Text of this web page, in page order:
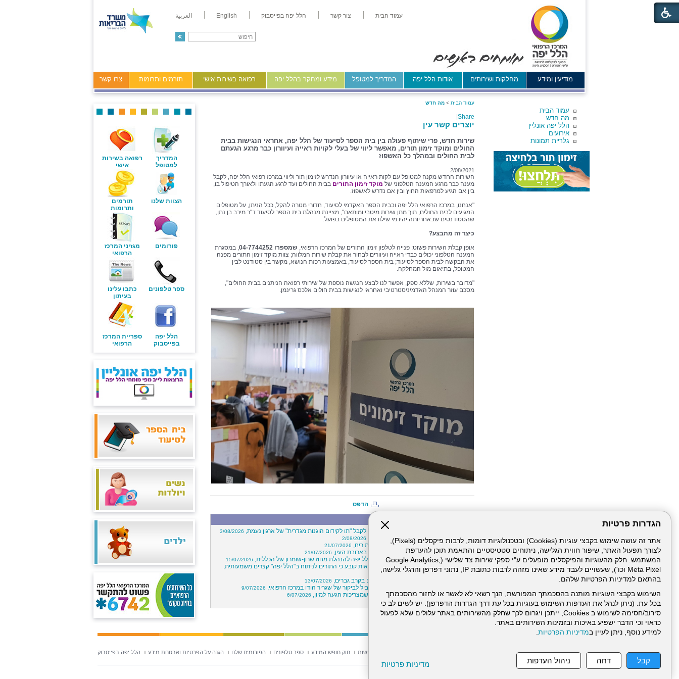
הגדרות פרטיות
אתר זה עושה שימוש בקבצי עוגיות (Cookies) ובטכנולוגיות דומות, לרבות פיקסלים (Pixels),
לצורך תפעול האתר, שיפור חווית הגלישה, ניתוחים סטטיסטיים והתאמת תוכן להעדפת
המשתמש. חלק מהעוגיות והפיקסלים מופעלים ע"י ספקי שירות צד שלישי (Google Analytics,
Meta Pixel וכו'), שעשויים לעבד מידע שאינו מזהה לרבות כתובת IP, נתוני דפדפן והרגלי גלישה,
בהתאם למדיניות הפרטיות שלהם.
השימוש בקבצי העוגיות מותנה בהסכמתך המפורשת, הנך רשאי לא לאשר או לחזור מהסכמתך
בכל עת. (ניתן לנהל את העדפות השימוש בעוגיות בכל עת דרך הגדרות הדפדפן). יש לשים לב כי
סירוב/חסימה לשימוש ב Cookies, ייתכן ויגרום לכך שחלק מהשירותים באתר עלולים שלא לפעול
כראוי וכי הדבר ישפיע באיכות ובזמינות השירותים באתר.
למידע נוסף, ניתן לעיין במדיניות הפרטיות.
קבל דחה ניהול העדפות מדיניות פרטיות
עמוד הבית צור קשר הלל יפה בפייסבוק English العربية
מודיעין ומידע מחלקות ושירותים אודות הלל יפה המדריך למטופל מידע ומחקר בהלל יפה רפואה בשירות אישי תורמים ותרומות צרו קשר
עמוד הבית
מה חדש
הלל יפה אונליין
אירועים
גלריית תמונות
עמוד הבית > מה חדש
Share
יוצרים קשר עין
שירות חדש, פרי שיתוף פעולה בין בית הספר לסיעוד של הלל יפה, אחראי הנגישות בבית
החולים ומוקד זימון תורים, מאפשר ליווי של בעלי לקויות ראייה ועיוורון כבר מרגע הגעתם
לבית החולים ובמהלך כל האשפוז
2/08/2021
השירות החדש מקנה למטופל עם לקות ראייה או עיוורון הנדרש לזימון תור וליווי במרכז רפואי הלל יפה, לקבל
מענה כבר מרגע המענה הטלפוני של מוקד זימון התורים בבית החולים ועד לרגע הגעתו ולאורך הטיפול בו,
בין אם הגיע למרפאות החוץ ובין אם נדרש לאשפוז.
"אנחנו, במרכז הרפואי הלל יפה ובבית הספר האקדמי לסיעוד, חדורי מטרה להקל, ככל הניתן, על מטופלים
המגיעים לבית החולים, תוך מתן שירות מיטבי ומותאם", מציינת מנהלת בית הספר לסיעוד ד"ר מירב בן נתן,
שהסטודנטים שבאחריותה יהיו מי שילוו את המטופלים בפועל.
כיצד זה מתבצע?
אופן קבלת השירות פשוט: פנייה לטלפון זימון התורים של המרכז הרפואי, שמספרו 04-7744252
, במסגרת
המענה הטלפוני יכולים כבדי ראייה ועיוורים לבחור את קבלת שירות המלווה; צוות מוקד זימון התורים מפנה
את הבקשה לבית הספר לסיעוד; בית הספר לסיעוד, באמצעות רכזת הנושא, מקשר בין סטודנט לבין
המטופל, בתיאום מול המחלקה.
"מדובר בשירות, שללא ספק, אפשר לנו לבצע הנגשה נוספת של שירותי רפואה הניתנים בבית החולים",
מסכם עוזר המנהל האדמיניסטרטיבי ואחראי לנגישות בבית חולים אלכס גרינמן.
הדפס
הלל יפה הוא בית החולים הראשון בישראל לקבל "תו לקידום הוגנות מגדרית" של ארגון נעמת, 3/08/2026
סבב מינויי בכירים במרכז הרפואי הלל יפה, 2/08/2026
פרויקט "קרוב ללב"- חיבוק מרחוק באמצעות ריח, 21/07/2026
הגלישה הסתיימה בשני שברים באף ושבר בארובת העין, 21/07/2026
מפגש הנהלות מוצלח בין המרכז הרפואי הלל יפה להנהלת מחוז שרון-שומרון של הכללית, 15/07/2026
צריכים לעבור ניתוח? דו"ח של משרד הבריאות קובע כי התורים לניתוח ב"הלל יפה" קצרים משמעותית,
15/07/2026
לא רק נשים: עלייה במספר ניתוחי עפעפיים בקרב גברים, 13/07/2026
מחקר על יוגה וחוסן שבוצע ב"הלל יפה" הוביל לביקור של שגריר הודו במרכז הרפואי, 9/07/2026
חופשת הקיץ כבר כאן: אלה חמש הסכנות שמצריכות הגעה למיון, 6/07/2026
זיהומים? פחות, הרבה פחות,2/07/2026
המדריך
למטופל
רפואה בשירות
אישי
הצוות שלנו
תורמים
ותרומות
פורומים
מגזיני המרכז
הרפואי
ספר טלפונים
כתבו עלינו
בעיתון
הלל יפה
בפייסבוק
ספריית המרכז
הרפואי
הצהרת נגישות חוק חופש המידע ספר טלפונים הפורומים שלנו הגנה על הפרטיות ואבטחת מידע הלל יפה בפייסבוק